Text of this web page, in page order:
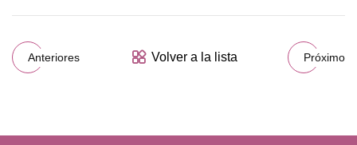
Anteriores Volver a la lista Próximo